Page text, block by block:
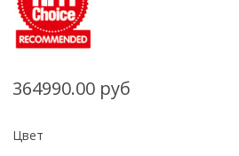
364990.00 руб
Цвет